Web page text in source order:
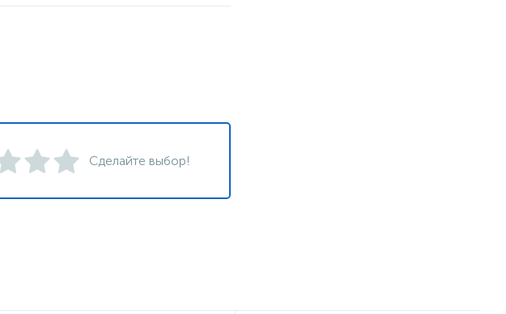
Сделайте выбор!